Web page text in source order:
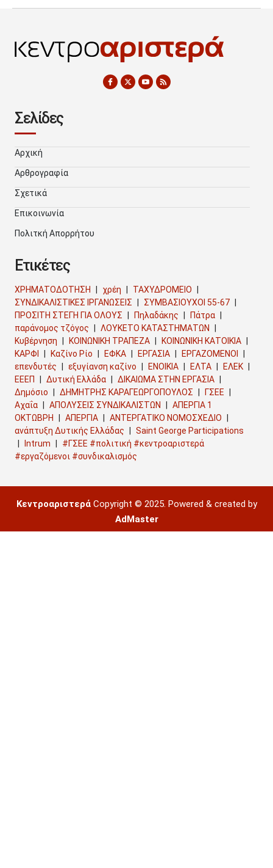
Σελίδες
Αρχική
Αρθρογραφία
Σχετικά
Επικοινωνία
Πολιτκή Απορρήτου
Ετικέτες
ΧΡΗΜΑΤΟΔΟΤΗΣΗ χρέη
ΤΑΧΥΔΡΟΜΕΙΟ
ΣΥΝΔΙΚΑΛΙΣΤΙΚΕΣ ΙΡΓΑΝΩΣΕΙΣ
ΣΥΜΒΑΣΙΟΥΧΟΙ 55-67
ΠΡΟΣΙΤΗ ΣΤΕΓΗ ΓΙΑ ΟΛΟΥΣ
Πηλαδάκης
Πάτρα
παράνομος τζόγος
ΛΟΥΚΕΤΟ ΚΑΤΑΣΤΗΜΑΤΩΝ
Κυβέρνηση
ΚΟΙΝΩΝΙΚΗ ΤΡΑΠΕΖΑ
ΚΟΙΝΩΝΙΚΗ ΚΑΤΟΙΚΙΑ
ΚΑΡΦΙ
Καζίνο Ρίο ΕΦΚΑ ΕΡΓΑΣΙΑ
ΕΡΓΑΖΟΜΕΝΟΙ
επενδυτές
εξυγίανση καζίνο ΕΝΟΙΚΙΑ ΕΛΤΑ
ΕΛΕΚ
ΕΕΕΠ
Δυτική Ελλάδα
ΔΙΚΑΙΩΜΑ ΣΤΗΝ ΕΡΓΑΣΙΑ
Δημόσιο
ΔΗΜΗΤΡΗΣ ΚΑΡΑΓΕΩΡΓΟΠΟΥΛΟΣ
ΓΣΕΕ
Αχαΐα
ΑΠΟΛΥΣΕΙΣ ΣΥΝΔΙΚΑΛΙΣΤΩΝ
ΑΠΕΡΓΙΑ 1
ΟΚΤΩΒΡΗ
ΑΠΕΡΓΙΑ
ΑΝΤΕΡΓΑΤΙΚΟ ΝΟΜΟΣΧΕΔΙΟ
ανάπτυξη Δυτικής Ελλάδας
Saint George Participations
Intrum
#ΓΣΕΕ #πολιτική #κεντροαριστερά
#εργαζόμενοι #συνδικαλισμός
ΚεντροαριστεράCopyright © 2025. Powered & created by
AdMaster